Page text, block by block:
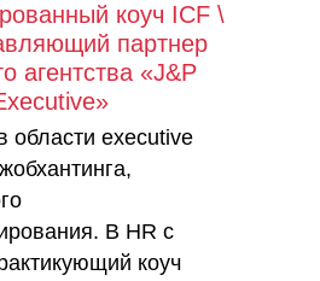
области executive
В HR с
коуч
коуч ICF \
партнер
агентства «J&P